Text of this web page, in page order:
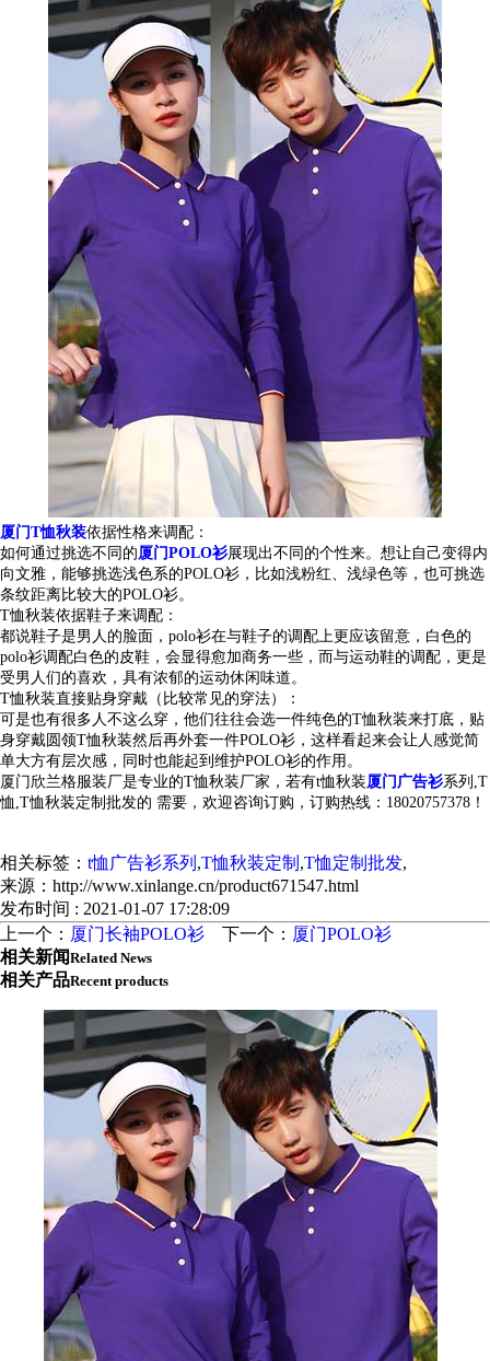
厦门T恤秋装依据性格来调配：
如何通过挑选不同的厦门POLO衫展现出不同的个性来。想让自己变得内
向文雅，能够挑选浅色系的POLO衫，比如浅粉红、浅绿色等，也可挑选
条纹距离比较大的POLO衫。
T恤秋装依据鞋子来调配：
都说鞋子是男人的脸面，polo衫在与鞋子的调配上更应该留意，白色的
polo衫调配白色的皮鞋，会显得愈加商务一些，而与运动鞋的调配，更是
受男人们的喜欢，具有浓郁的运动休闲味道。
T恤秋装直接贴身穿戴（比较常见的穿法）：
可是也有很多人不这么穿，他们往往会选一件纯色的T恤秋装来打底，贴
身穿戴圆领T恤秋装然后再外套一件POLO衫，这样看起来会让人感觉简
单大方有层次感，同时也能起到维护POLO衫的作用。
厦门欣兰格服装厂是专业的T恤秋装厂家 ，若有t恤秋装厦门广告衫系列,T
恤 ,T恤秋装定制 批发的 需要，欢迎咨询订购，订购热线：18020757378！
相关标签： t恤广告衫系列 ,T恤秋装定制 ,T恤定制批发,
来源：http://www.xinlange.cn/product671547.html
发布时间 : 2021-01-07 17:28:09
上一个： 厦门长袖POLO衫 下一个： 厦门POLO衫
相关新闻Related News
相关产品Recent products